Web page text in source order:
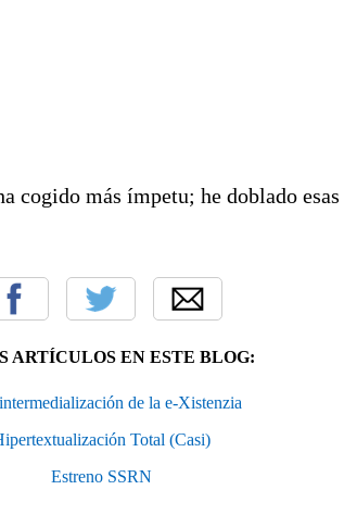
cogido más ímpetu; he doblado
ARTÍCULOS EN ESTE BLOG:
de la e-Xistenzia
Total (Casi)
Estreno SSRN